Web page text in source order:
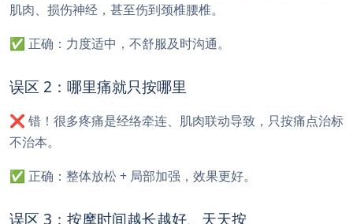
肌肉、损伤神经，甚至伤到颈椎腰椎。
✅ 正确：力度适中，不舒服及时沟通。
误区 2：哪里痛就只按哪里
❌ 错！很多疼痛是经络牵连、肌肉联动导致，只按痛点治标
不治本。
✅ 正确：整体放松 + 局部加强，效果更好。
误区 3：按摩时间越长越好、天天按